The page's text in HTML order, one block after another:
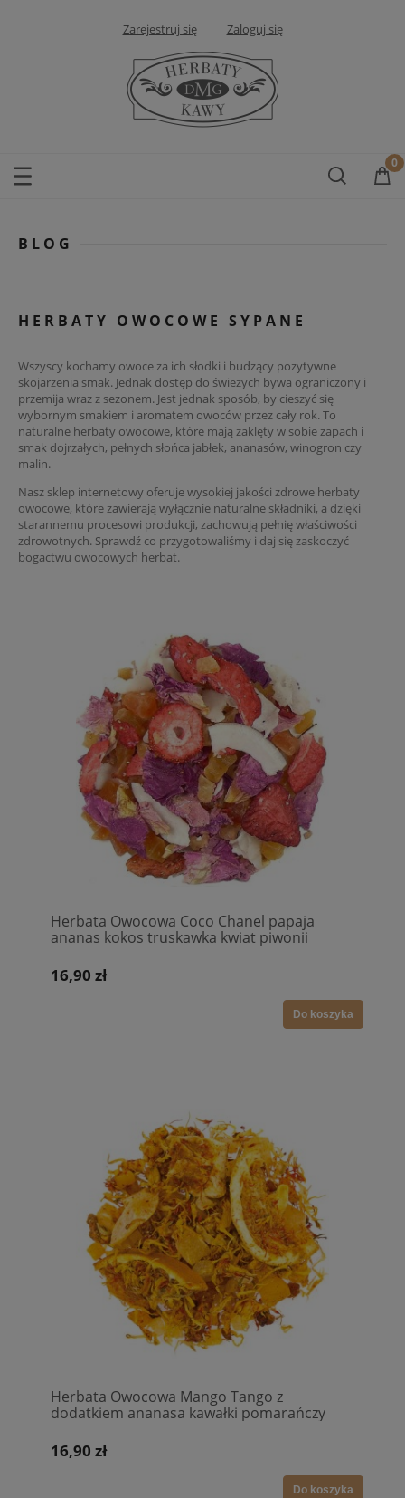
Zarejestruj się Zaloguj się
BLOG
HERBATY OWOCOWE SYPANE
Wszyscy kochamy owoce za ich słodki i budzący pozytywne
skojarzenia smak. Jednak dostęp do świeżych bywa ograniczony i
przemija wraz z sezonem. Jest jednak sposób, by cieszyć się
wybornym smakiem i aromatem owoców przez cały rok. To
naturalne herbaty owocowe, które mają zaklęty w sobie zapach i
smak dojrzałych, pełnych słońca jabłek, ananasów, winogron czy
malin.
Nasz sklep internetowy oferuje wysokiej jakości zdrowe herbaty
owocowe, które zawierają wyłącznie naturalne składniki, a dzięki
starannemu procesowi produkcji, zachowują pełnię właściwości
zdrowotnych. Sprawdź co przygotowaliśmy i daj się zaskoczyć
bogactwu owocowych herbat.
Herbata Owocowa Coco Chanel papaja
ananas kokos truskawka kwiat piwonii
16,90 zł
Do koszyka
Herbata Owocowa Mango Tango z
dodatkiem ananasa kawałki pomarańczy
16,90 zł
Do koszyka